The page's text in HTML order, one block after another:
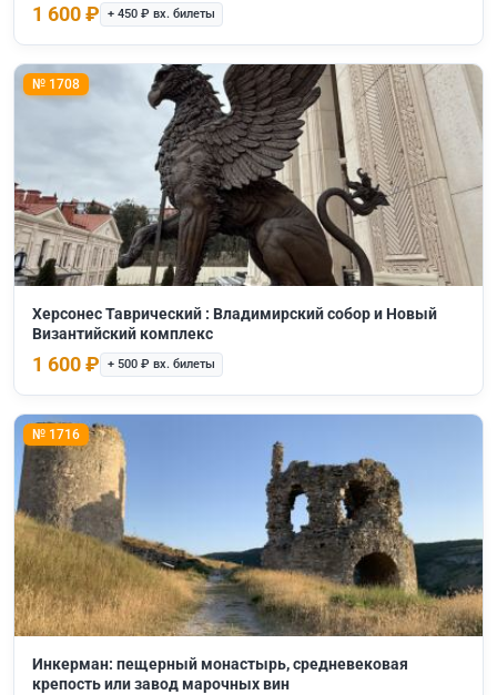
1 600 ₽ + 450 ₽ вх. билеты
№ 1708
Херсонес Таврический : Владимирский собор и Новый
Византийский комплекс
1 600 ₽ + 500 ₽ вх. билеты
№ 1716
Инкерман: пещерный монастырь, средневековая
крепость или завод марочных вин